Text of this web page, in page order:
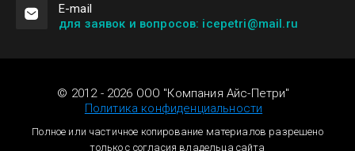
Е-mail
для заявок и вопросов: icepetri@mail.ru
© 2012 - 2026 ООО "Компания Айс-Петри"
Политика конфиденциальности
Полное или частичное копирование материалов разрешено
только с согласия владельца сайта